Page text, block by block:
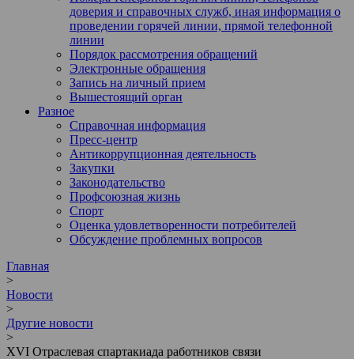
доверия и справочных служб, иная информация о
проведении горячей линии, прямой телефонной
линии
Порядок рассмотрения обращений
Электронные обращения
Запись на личный прием
Вышестоящий орган
Разное
Справочная информация
Пресс-центр
Антикоррупционная деятельность
Закупки
Законодательство
Профсоюзная жизнь
Спорт
Оценка удовлетворенности потребителей
Обсуждение проблемных вопросов
Главная
>
Новости
>
Другие новости
>
XVI Отраслевая спартакиада работников связи